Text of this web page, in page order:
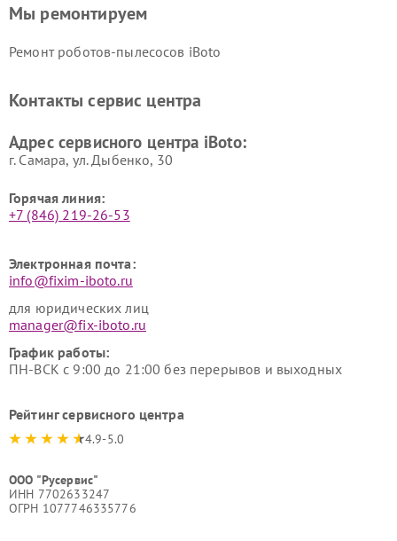
Мы ремонтируем
Ремонт роботов-пылесосов iBoto
Контакты сервис центра
Адрес сервисного центра iBoto:
г. Самара, ул. Дыбенко, 30
Горячая линия:
+7 (846) 219-26-53
Электронная почта:
info@fixim-iboto.ru
для юридических лиц
manager@fix-iboto.ru
График работы:
ПН-ВСК с 9:00 до 21:00 без перерывов и выходных
Рейтинг сервисного центра
4.9-5.0
ООО "Русервис"
ИНН 7702633247
ОГРН 1077746335776